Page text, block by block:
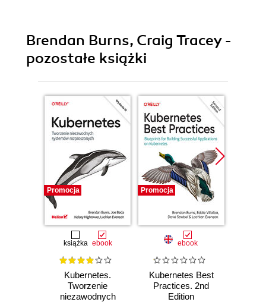
Brendan Burns, Craig Tracey -
pozostałe książki
Promocja
książka ebook
Kubernetes.
Tworzenie
niezawodnych
Promocja
ebook
Kubernetes Best
Practices. 2nd
Edition